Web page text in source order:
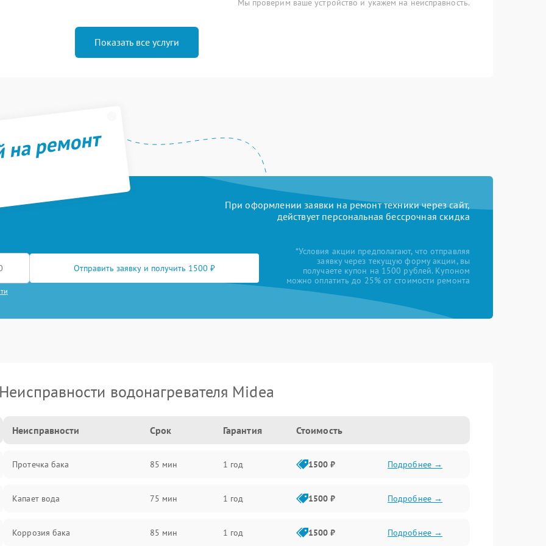
Мы проверим ваше устройство и укажем на неисправность.
Показать все услуги
ремонт
При оформлении заявки на ремонт техники через сайт,
действует персональная бессрочная скидка
Отправить заявку и получить 1500 ₽
*Условия акции предполагают, что отправляя
заявку через текущую форму акции, вы
получаете купон на 1500 рублей. Купоном
можно оплатить до 25% от стоимости ремонта
Неисправности водонагревателя Midea
Неисправности Срок Гарантия Стоимость
Протечка бака 85 мин 1 год 1500 ₽ Подробнее →
Капает вода 75 мин 1 год 1500 ₽ Подробнее →
Коррозия бака 85 мин 1 год 1500 ₽ Подробнее →